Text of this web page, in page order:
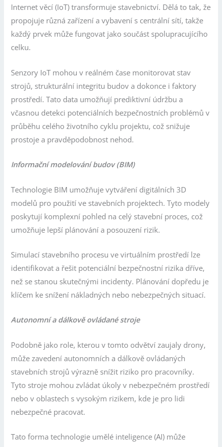
Internet věcí (IoT) transformuje stavebnictví. Dělá to tak, že
propojuje různá zařízení a vybavení s centrální sítí, takže
každý prvek může fungovat jako součást spolupracujícího
celku.
Senzory IoT mohou v reálném čase monitorovat stav
strojů, strukturální integritu budov a dokonce i faktory
prostředí. Tato data umožňují prediktivní údržbu a
včasnou detekci potenciálních bezpečnostních problémů v
průběhu celého životního cyklu projektu, což snižuje
prostoje a pravděpodobnost nehod.
Informační modelování budov (BIM)
Technologie BIM umožňuje vytváření digitálních 3D
modelů pro použití ve stavebních projektech. Tyto modely
poskytují komplexní pohled na celý stavební proces, což
umožňuje lepší plánování a posouzení rizik.
Simulací stavebního procesu ve virtuálním prostředí lze
identifikovat a řešit potenciální bezpečnostní rizika dříve,
než se stanou skutečnými incidenty. Plánování dopředu je
klíčem ke snížení nákladných nebo nebezpečných situací.
Autonomní a dálkově ovládané stroje
Podobně jako role, kterou v tomto odvětví zaujaly drony,
může zavedení autonomních a dálkově ovládaných
stavebních strojů výrazně snížit riziko pro pracovníky.
Tyto stroje mohou zvládat úkoly v nebezpečném prostředí
nebo v oblastech s vysokým rizikem, kde je pro lidi
nebezpečné pracovat.
Tato forma technologie umělé inteligence (AI) může